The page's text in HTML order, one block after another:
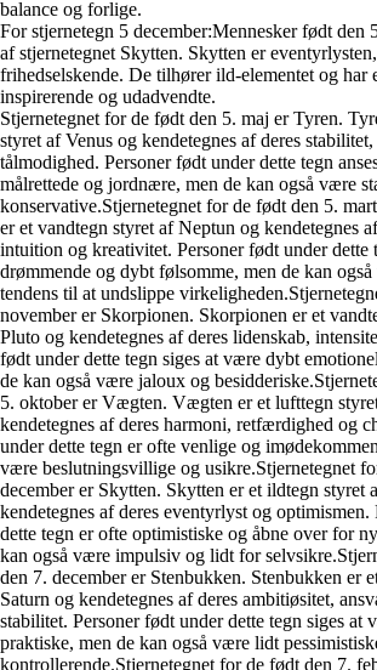
balance og forlige.
For stjernetegn 5 december:Mennesker født den
af stjernetegnet Skytten. Skytten er
frihedselskende. De tilhører ild-elementet og har
inspirerende og udadvendte.
Stjernetegnet for de født den 5. maj er Tyren.
styret af Venus og kendetegnes af deres
tålmodighed. Personer født under dette tegn
målrettede og jordnære, men de kan også være
konservative.Stjernetegnet for de født den 5.
er et vandtegn styret af Neptun og kendetegnes
intuition og kreativitet. Personer født under dette
drømmende og dybt følsomme, men de kan
tendens til at undslippe
november er Skorpionen. Skorpionen er et
Pluto og kendetegnes af deres lidenskab,
født under dette tegn siges at være dybt
de kan også være jaloux og
5. oktober er Vægten. Vægten er et lufttegn
kendetegnes af deres harmoni, retfærdighed og
under dette tegn er ofte venlige og
være beslutningsvillige og usikre.Stjernetegnet
december er Skytten. Skytten er et ildtegn styret
kendetegnes af deres eventyrlyst og optimismen.
dette tegn er ofte optimistiske og åbne over for
kan også være impulsiv og lidt for
den 7. december er Stenbukken. Stenbukken er
Saturn og kendetegnes af deres ambitiøsitet,
stabilitet. Personer født under dette tegn siges at
praktiske, men de kan også være lidt
kontrollerende.Stjernetegnet for de født den 7.